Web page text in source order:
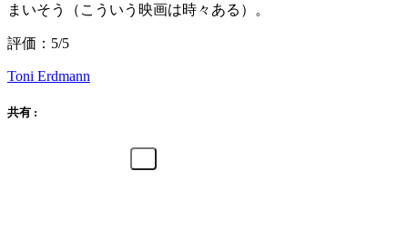
まいそう（こういう映画は時々ある）。
評価：5/5
Toni Erdmann
共有 :